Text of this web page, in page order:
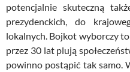
potencjalnie skuteczną
prezydenckich, do
lokalnych. Bojkot wyborczy to
przez 30 lat plują
powinno postąpić tak samo.